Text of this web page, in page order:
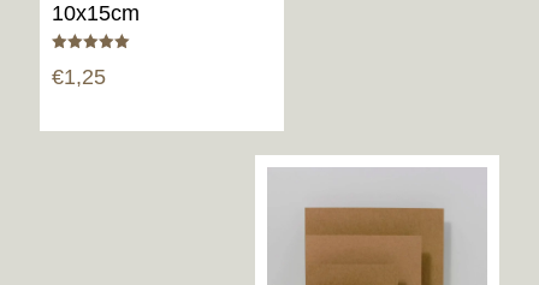
10x15cm
5.00
uit 5
€1,25